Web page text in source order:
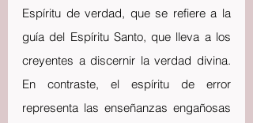
Espíritu de verdad, que se refiere a la
guía del Espíritu Santo, que lleva a los
creyentes a discernir la verdad divina.
En contraste, el espíritu de error
representa las enseñanzas engañosas